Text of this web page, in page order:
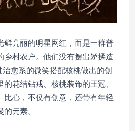
鲜亮丽的明星网红，而是一群普
乡村农户。他们没有摆出矫揉造
治愈系的微笑搭配核桃做出的创
花结钻戒、核桃装饰的王冠、
比心，不仅有创意，还带有年轻
的元素。